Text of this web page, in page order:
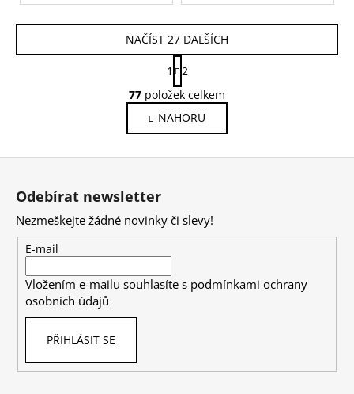
O
v
l
á
d
p
r
k
y
NAČÍST 27 DALŠÍCH
S
t
r
á
n
k
í
1
2
77 položek celkem
NAHORU
Z
Odebírat newsletter
Nezmeškejte žádné novinky či slevy!
E-mail
Vložením e-mailu souhlasíte s podmínkami ochrany
osobních údajů
PŘIHLÁSIT SE